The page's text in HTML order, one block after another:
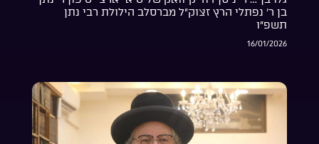
בן ר’ נפתלי הרץ זצוק”ל מברסלב הילולת רבי נתן
תשפ”ו
16/01/2026